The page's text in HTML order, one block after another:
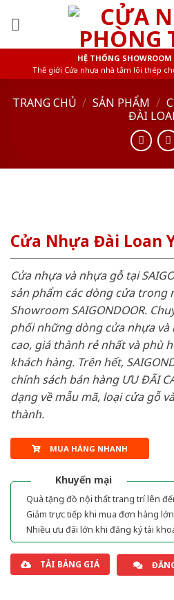
HỆ THỐNG
Thế giới Cửa nhựa nhà tắm lõi thép
TRANG CHỦ / SẢN PHẨM /
ĐÀI
Cửa Nhựa Đài Loan
Cửa nhựa và nhựa gỗ tại
sản phẩm các dòng cửa trong
Showroom SAIGONDOOR.
phối những dòng cửa nhựa
cao, giá thành rẻ nhất và phù
khách hàng. Trên hết,
chính sách bán hàng ƯU ĐÃI
dạng về mẫu mã, loại cửa gỗ
thành.
MUA HÀNG NHANH
Khuyến mại
Quà tặng đồ nội thất trang trí lên
Giảm trực tiếp khi mua đơn hàng
Nhiều ưu đãi lớn khi đăng ký tài
TẢI BẢNG GIÁ